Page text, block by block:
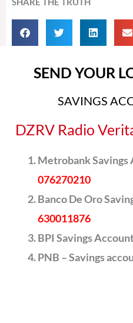
SEND YOUR
SAVINGS
DZRV Radio
Metrobank Savings
076270210
Banco De Oro
630011876
BPI Savings
PNB – Savings